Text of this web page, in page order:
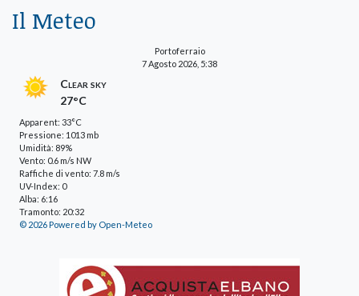
Il Meteo
Portoferraio
7 Agosto 2026, 5:38
Clear sky
27°C
Apparent: 33°C
Pressione: 1013 mb
Umidità: 89%
Vento: 0.6 m/s NW
Raffiche di vento: 7.8 m/s
UV-Index: 0
Alba: 6:16
Tramonto: 20:32
© 2026 Powered by Open-Meteo